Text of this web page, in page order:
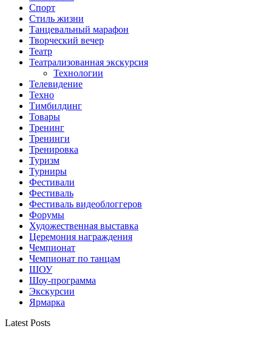
Спорт
Стиль жизни
Танцевальный марафон
Творческий вечер
Театр
Театрализованная экскурсия
Технологии
Телевидение
Техно
Тимбилдинг
Товары
Тренинг
Тренинги
Тренировка
Туризм
Турниры
Фестивали
Фестиваль
Фестиваль видеоблоггеров
Форумы
Художественная выставка
Церемония награждения
Чемпионат
Чемпионат по танцам
ШОУ
Шоу-программа
Экскурсии
Ярмарка
Latest Posts